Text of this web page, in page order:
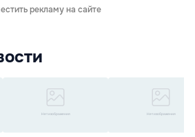
рекламу на сайте